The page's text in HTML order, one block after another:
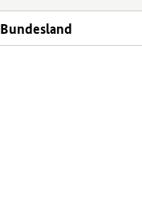
Bundesland